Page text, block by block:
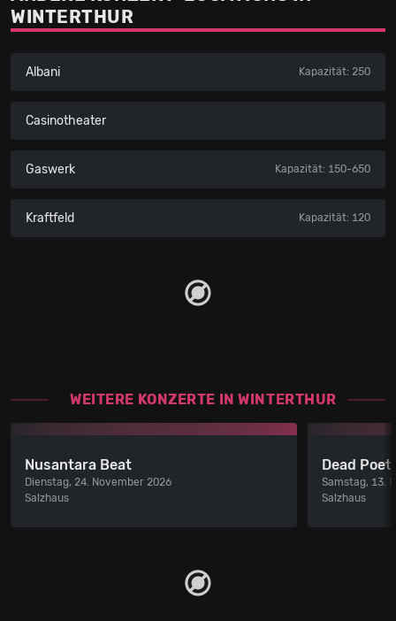
WINTERTHUR
Albani Kapazität: 250
Casinotheater
Gaswerk Kapazität: 150-650
Kraftfeld Kapazität: 120
WEITERE KONZERTE IN WINTERTHUR
Nusantara Beat
Dienstag, 24. November 2026
Salzhaus
Dead
Samstag, 13.
Salzhaus